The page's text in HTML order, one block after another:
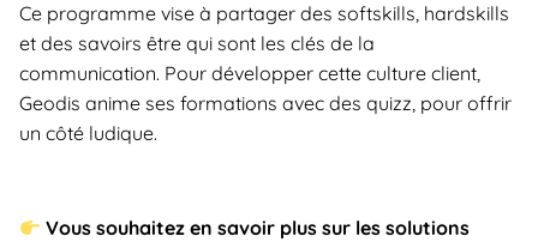
Ce programme vise à partager des softskills, hardskills
et des savoirs être qui sont les clés de la
communication. Pour développer cette culture client,
Geodis anime ses formations avec des quizz, pour offrir
un côté ludique.
Vous souhaitez en savoir plus sur les solutions